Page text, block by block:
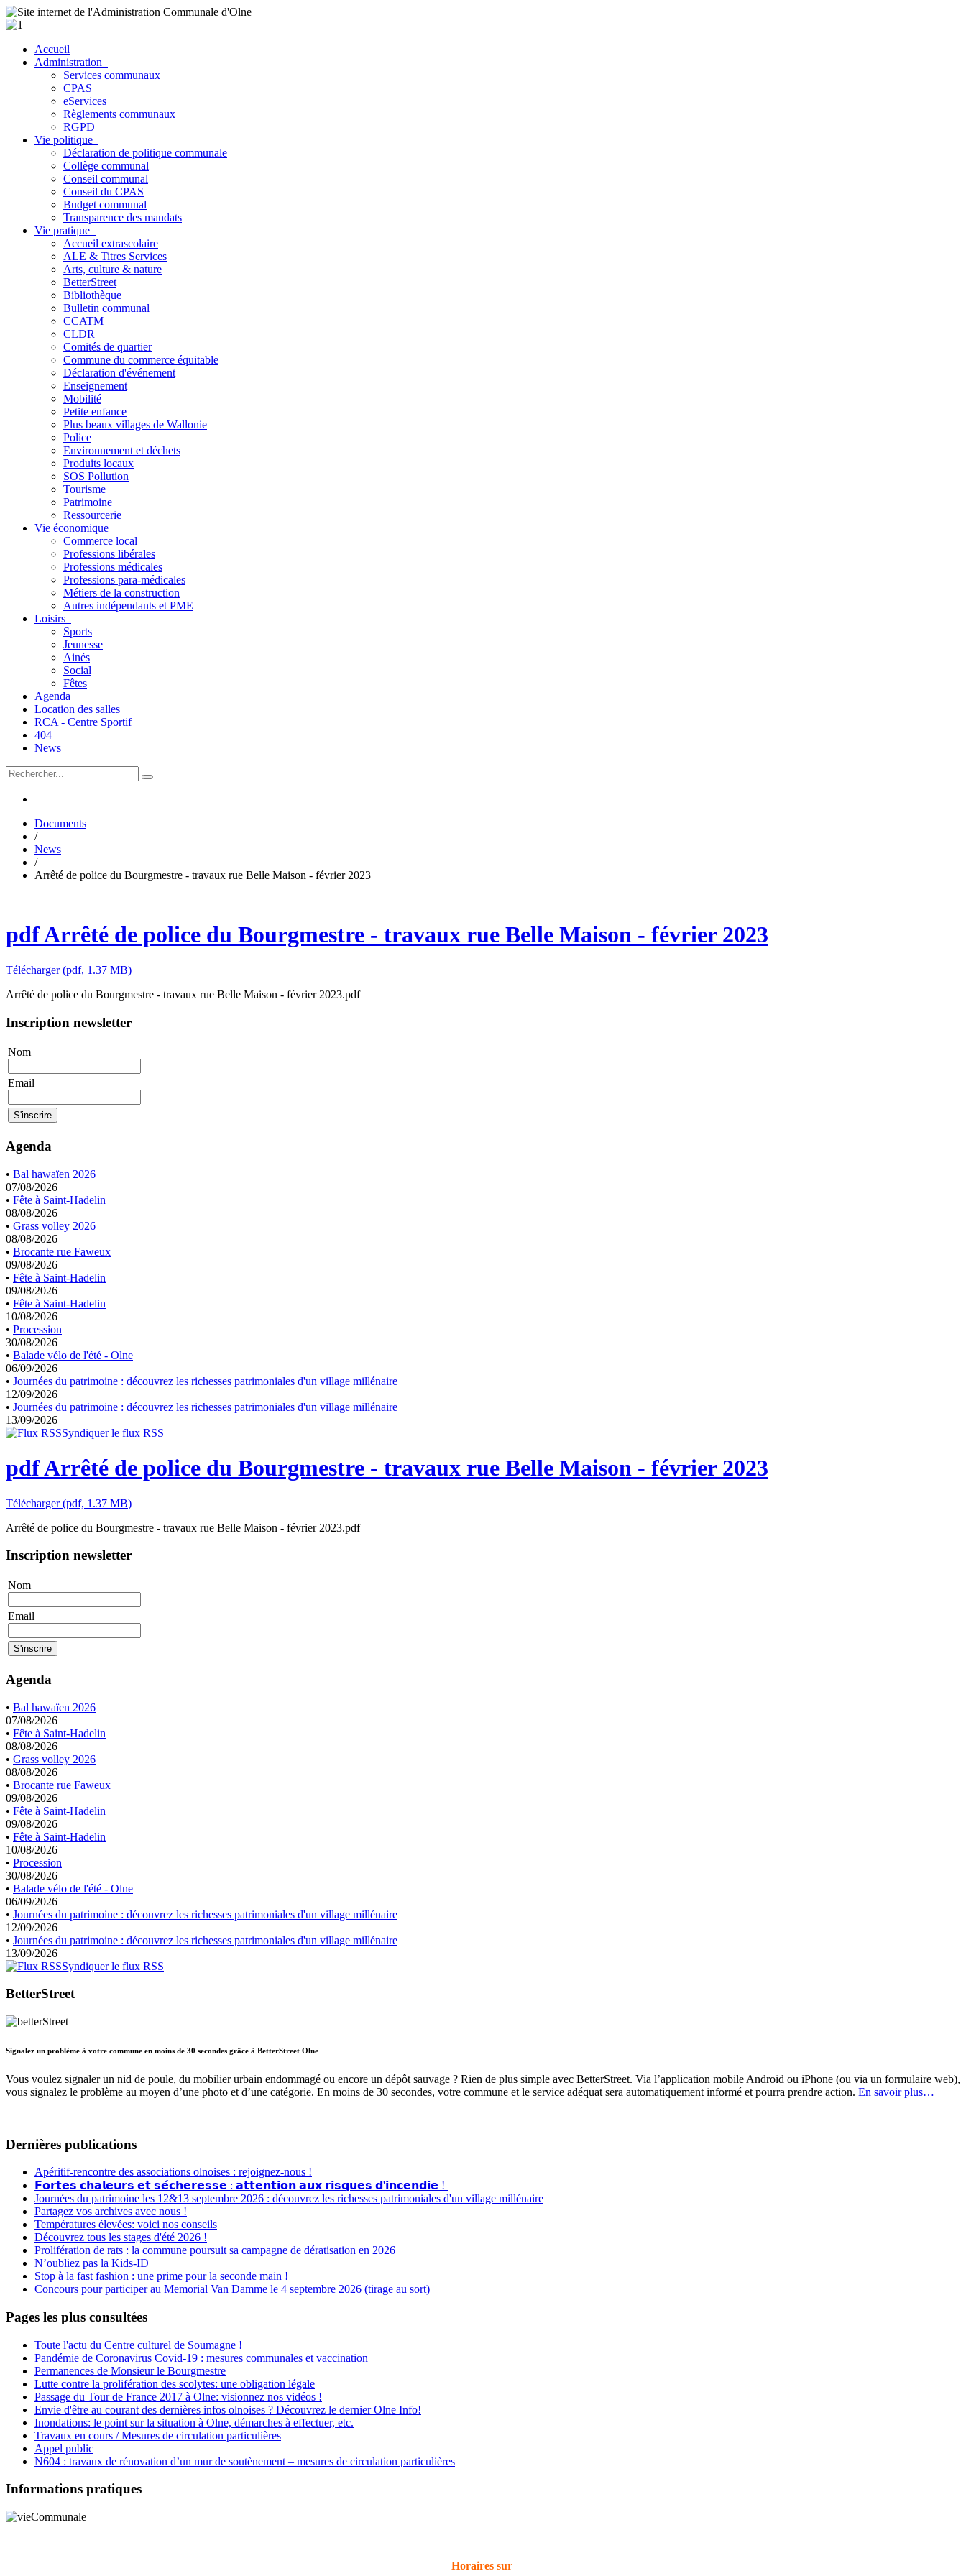
Accueil
Administration
Services communaux
CPAS
eServices
Règlements communaux
RGPD
Vie politique
Déclaration de politique communale
Collège communal
Conseil communal
Conseil du CPAS
Budget communal
Transparence des mandats
Vie pratique
Accueil extrascolaire
ALE & Titres Services
Arts, culture & nature
BetterStreet
Bibliothèque
Bulletin communal
CCATM
CLDR
Comités de quartier
Commune du commerce équitable
Déclaration d'événement
Enseignement
Mobilité
Petite enfance
Plus beaux villages de Wallonie
Police
Environnement et déchets
Produits locaux
SOS Pollution
Tourisme
Patrimoine
Ressourcerie
Vie économique
Commerce local
Professions libérales
Professions médicales
Professions para-médicales
Métiers de la construction
Autres indépendants et PME
Loisirs
Sports
Jeunesse
Ainés
Social
Fêtes
Agenda
Location des salles
RCA - Centre Sportif
404
News
Documents
/
News
/
Arrêté de police du Bourgmestre - travaux rue Belle Maison - février 2023
pdfArrêté de police du Bourgmestre - travaux rue Belle Maison - février 2023
Télécharger(pdf, 1.37 MB)
Arrêté de police du Bourgmestre - travaux rue Belle Maison - février 2023.pdf
Inscription newsletter
Nom
Email
Agenda
• Bal hawaïen 2026
07/08/2026
• Fête à Saint-Hadelin
08/08/2026
• Grass volley 2026
08/08/2026
• Brocante rue Faweux
09/08/2026
• Fête à Saint-Hadelin
09/08/2026
• Fête à Saint-Hadelin
10/08/2026
• Procession
30/08/2026
• Balade vélo de l'été - Olne
06/09/2026
• Journées du patrimoine : découvrez les richesses patrimoniales d'un village millénaire
12/09/2026
• Journées du patrimoine : découvrez les richesses patrimoniales d'un village millénaire
13/09/2026
Syndiquer le flux RSS
pdfArrêté de police du Bourgmestre - travaux rue Belle Maison - février 2023
Télécharger(pdf, 1.37 MB)
Arrêté de police du Bourgmestre - travaux rue Belle Maison - février 2023.pdf
Inscription newsletter
Nom
Email
Agenda
• Bal hawaïen 2026
07/08/2026
• Fête à Saint-Hadelin
08/08/2026
• Grass volley 2026
08/08/2026
• Brocante rue Faweux
09/08/2026
• Fête à Saint-Hadelin
09/08/2026
• Fête à Saint-Hadelin
10/08/2026
• Procession
30/08/2026
• Balade vélo de l'été - Olne
06/09/2026
• Journées du patrimoine : découvrez les richesses patrimoniales d'un village millénaire
12/09/2026
• Journées du patrimoine : découvrez les richesses patrimoniales d'un village millénaire
13/09/2026
Syndiquer le flux RSS
BetterStreet
Signalez un problème à votre commune en moins de 30 secondes grâce à BetterStreet Olne
Vous voulez signaler un nid de poule, du mobilier urbain endommagé ou encore un dépôt sauvage ? Rien de plus simple avec BetterStreet. Via l’application mobile Android ou iPhone (ou via un formulaire web),
vous signalez le problème au moyen d’une photo et d’une catégorie. En moins de 30 secondes, votre commune et le service adéquat sera automatiquement informé et pourra prendre action. En savoir plus…
Dernières publications
Apéritif-rencontre des associations olnoises : rejoignez-nous !
𝗙𝗼𝗿𝘁𝗲𝘀 𝗰𝗵𝗮𝗹𝗲𝘂𝗿𝘀 𝗲𝘁 𝘀𝗲́𝗰𝗵𝗲𝗿𝗲𝘀𝘀𝗲 : 𝗮𝘁𝘁𝗲𝗻𝘁𝗶𝗼𝗻 𝗮𝘂𝘅 𝗿𝗶𝘀𝗾𝘂𝗲𝘀 𝗱'𝗶𝗻𝗰𝗲𝗻𝗱𝗶𝗲 !
Journées du patrimoine les 12&13 septembre 2026 : découvrez les richesses patrimoniales d'un village millénaire
Partagez vos archives avec nous !
Températures élevées: voici nos conseils
Découvrez tous les stages d'été 2026 !
Prolifération de rats : la commune poursuit sa campagne de dératisation en 2026
N’oubliez pas la Kids-ID
Stop à la fast fashion : une prime pour la seconde main !
Concours pour participer au Memorial Van Damme le 4 septembre 2026 (tirage au sort)
Pages les plus consultées
Toute l'actu du Centre culturel de Soumagne !
Pandémie de Coronavirus Covid-19 : mesures communales et vaccination
Permanences de Monsieur le Bourgmestre
Lutte contre la prolifération des scolytes: une obligation légale
Passage du Tour de France 2017 à Olne: visionnez nos vidéos !
Envie d'être au courant des dernières infos olnoises ? Découvrez le dernier Olne Info!
Inondations: le point sur la situation à Olne, démarches à effectuer, etc.
Travaux en cours / Mesures de circulation particulières
Appel public
N604 : travaux de rénovation d’un mur de soutènement – mesures de circulation particulières
Informations pratiques
Horaires sur